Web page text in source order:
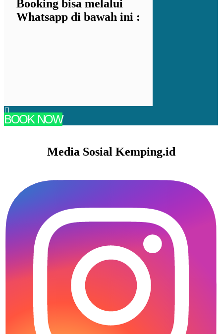
Booking bisa melalui
Whatsapp di bawah ini :
BOOK NOW
Media Sosial Kemping.id